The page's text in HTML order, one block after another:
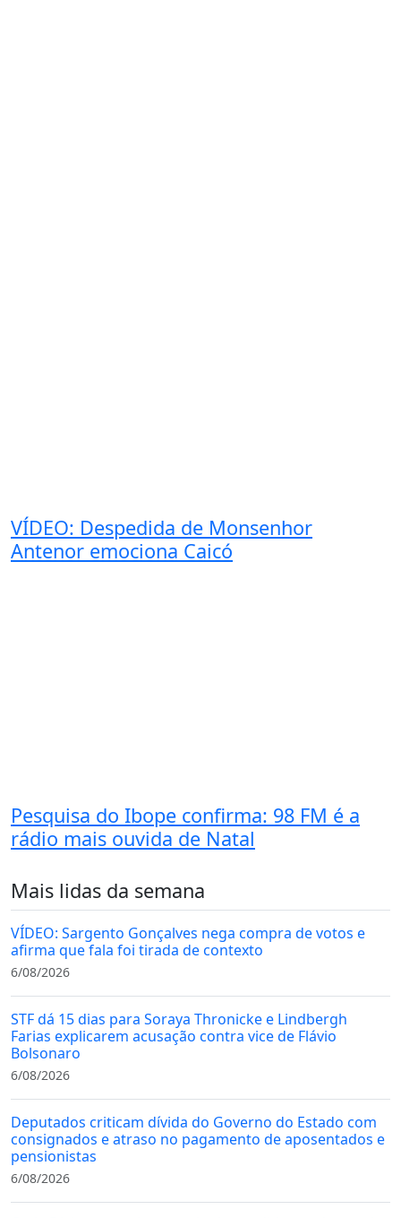
VÍDEO: Despedida de Monsenhor
Antenor emociona Caicó
Pesquisa do Ibope confirma: 98 FM é a
rádio mais ouvida de Natal
Mais lidas da semana
VÍDEO: Sargento Gonçalves nega compra de votos e
afirma que fala foi tirada de contexto
6/08/2026
STF dá 15 dias para Soraya Thronicke e Lindbergh
Farias explicarem acusação contra vice de Flávio
Bolsonaro
6/08/2026
Deputados criticam dívida do Governo do Estado com
consignados e atraso no pagamento de aposentados e
pensionistas
6/08/2026